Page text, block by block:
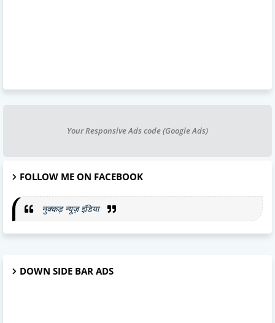
Your Responsive Ads code (Google Ads)
FOLLOW ME ON FACEBOOK
नुक्कड़ न्यूज़ इंडिया
DOWN SIDE BAR ADS